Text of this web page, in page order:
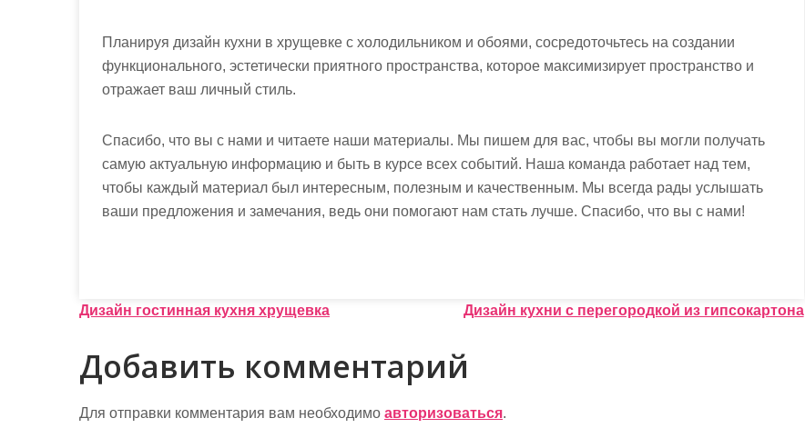
Планируя дизайн кухни в хрущевке с холодильником и обоями, сосредоточьтесь на создании
функционального, эстетически приятного пространства, которое максимизирует пространство и
отражает ваш личный стиль.
Спасибо, что вы с нами и читаете наши материалы. Мы пишем для вас, чтобы вы могли получать
самую актуальную информацию и быть в курсе всех событий. Наша команда работает над тем,
чтобы каждый материал был интересным, полезным и качественным. Мы всегда рады услышать
ваши предложения и замечания, ведь они помогают нам стать лучше. Спасибо, что вы с нами!
Н
а
в
и
Дизайн гостинная кухня хрущевка Дизайн кухни с перегородкой из гипсокартона
Добавить комментарий
Для отправки комментария вам необходимо авторизоваться.